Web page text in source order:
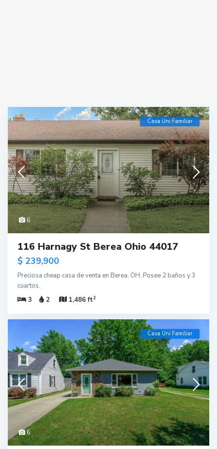
6
Casa Uni Familiar
116 Harnagy St Berea Ohio 44017
$ 239,900
Preciosa cheap casa de venta en Berea, OH. Posee 2 baños y 3
cuartos.
3
2 1,486 ft2
6
Casa Uni Familiar